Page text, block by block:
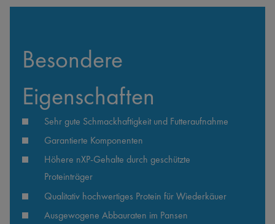
Besondere
Eigenschaften
Sehr gute Schmackhaftigkeit und Futteraufnahme
Garantierte Komponenten
Höhere nXP-Gehalte durch geschützte
Proteinträger
Qualitativ hochwertiges Protein für Wiederkäuer
Ausgewogene Abbauraten im Pansen